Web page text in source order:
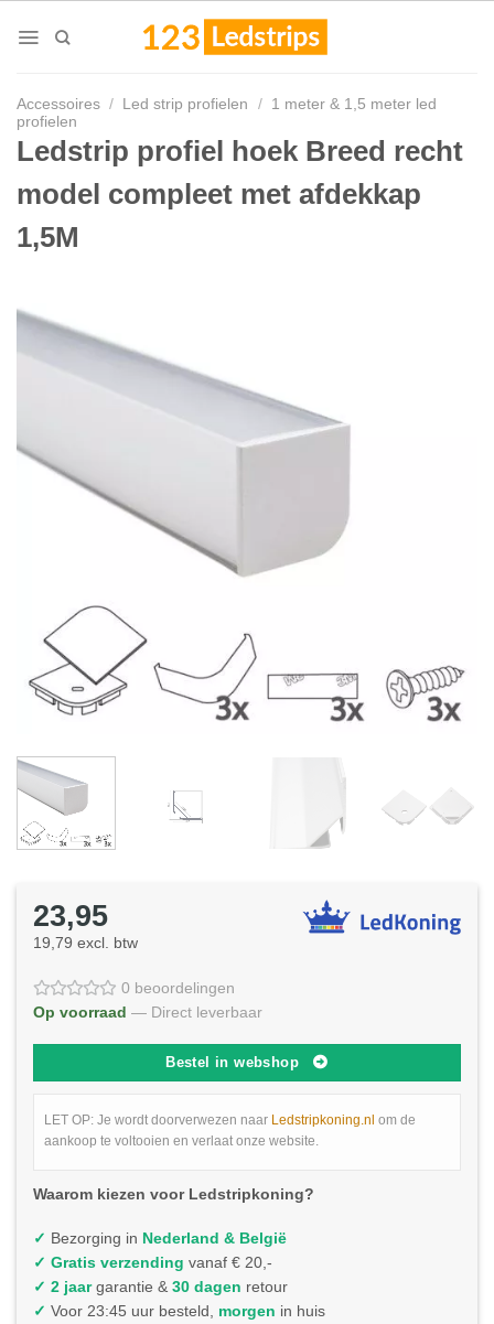
Accessoires / Led strip profielen / 1 meter & 1,5 meter led
profielen
Ledstrip profiel hoek Breed recht
model compleet met afdekkap
1,5M
23,95
19,79 excl. btw
0 beoordelingen
Op voorraad — Direct leverbaar
Bestel in webshop
LET OP: Je wordt doorverwezen naar Ledstripkoning.nl om de
aankoop te voltooien en verlaat onze website.
Waarom kiezen voor Ledstripkoning?
✓ Bezorging in Nederland & België
✓ Gratis verzending vanaf € 20,-
✓ 2 jaargarantie & 30 dagen retour
✓ Voor 23:45 uur besteld, morgen in huis